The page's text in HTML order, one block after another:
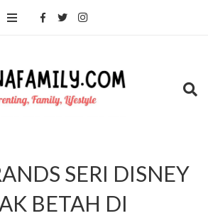
SERI DISNEY
BETAH DI